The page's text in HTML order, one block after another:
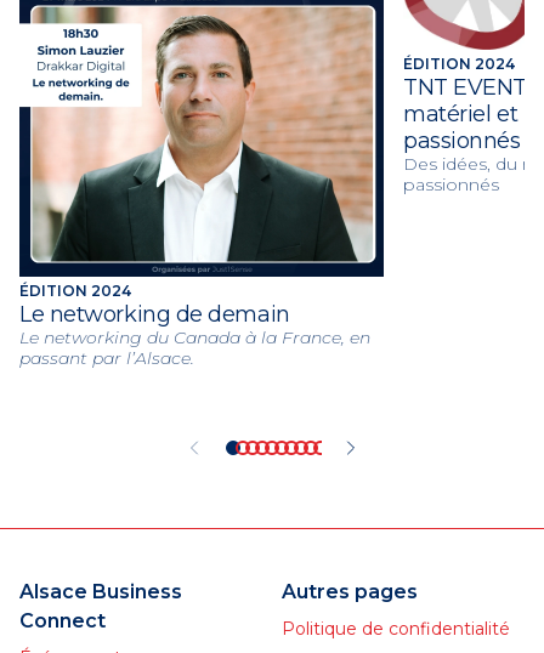
ÉDITION 2024
Le networking de demain
Le networking du Canada à la France, en
passant par l’Alsace.
ÉDITION 2024
TNT
matériel et
passionnés
Des idées, du
passionnés
Alsace Business
Connect
Autres pages
Politique de confidentialité